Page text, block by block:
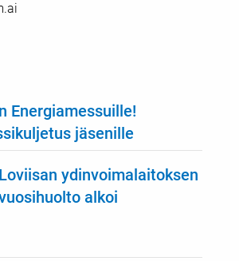
Energiamessuille!
jäsenille
Loviisan ydinvoimalaitoksen
alkoi